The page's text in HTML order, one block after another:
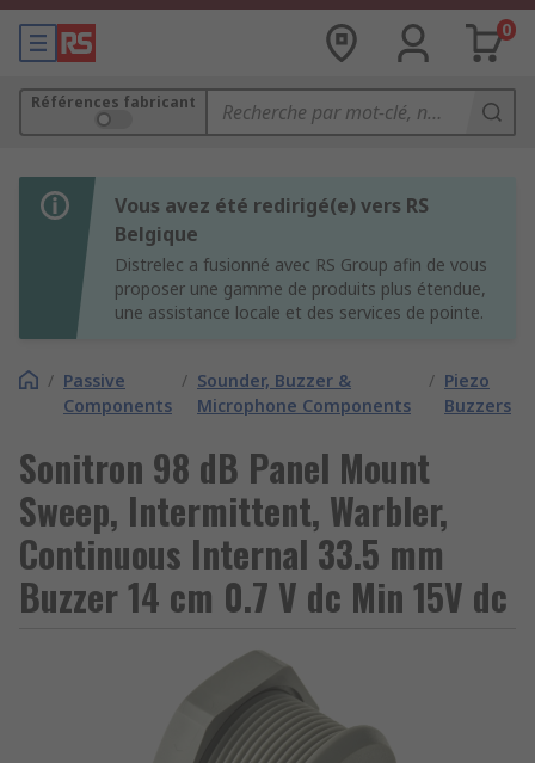
0
Références fabricant
Vous avez été redirigé(e) vers RS
Belgique
Distrelec a fusionné avec RS Group afin de vous
proposer une gamme de produits plus étendue,
une assistance locale et des services de pointe.
/ Passive
Components
/ Sounder, Buzzer &
Microphone Components
/ Piezo
Buzzers
Sonitron 98 dB Panel Mount
Sweep, Intermittent, Warbler,
Continuous Internal 33.5 mm
Buzzer 14 cm 0.7 V dc Min 15V dc